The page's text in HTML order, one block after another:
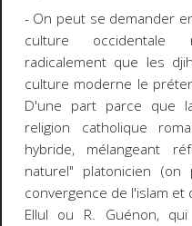
- On peut se demander
culture occidentale
radicalement que les
culture moderne le
D'une part parce que
religion catholique
hybride, mélangeant
naturel" platonicien
convergence de l'islam et
Ellul ou R. Guénon,